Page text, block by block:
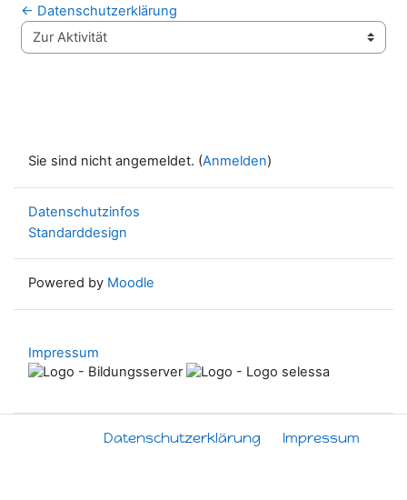
← Datenschutzerklärung
Zur Aktivität
Sie sind nicht angemeldet. (Anmelden)
Datenschutzinfos
Standarddesign
Powered by Moodle
Impressum
Datenschutzerklärung Impressum